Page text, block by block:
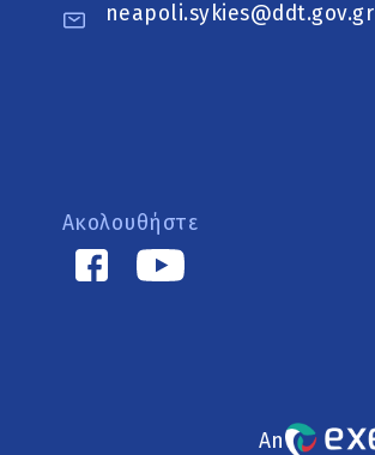
neapoli.sykies@ddt.gov.gr
Ακολουθήστε
An